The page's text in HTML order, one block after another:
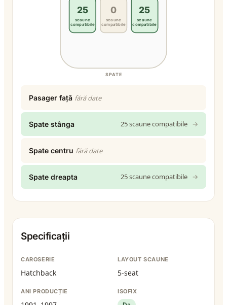
SPATE
25
scaune
compatibile
0
scaune
compatibile
25
scaune
compatibile
Pasager față fără date
Spate stânga 25 scaune compatibile →
Spate centru fără date
Spate dreapta 25 scaune compatibile →
Specificații
CAROSERIE
Hatchback
LAYOUT SCAUNE
5-seat
ANI PRODUCȚIE ISOFIX